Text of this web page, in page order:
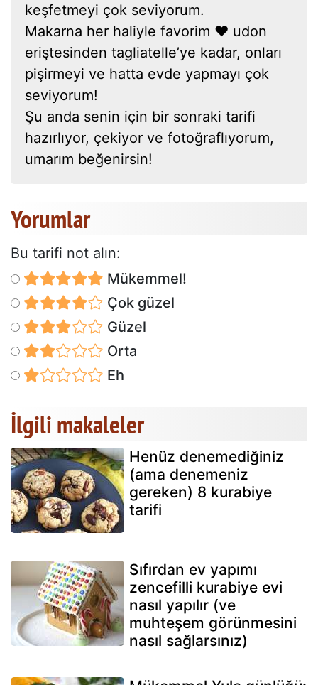
keşfetmeyi çok seviyorum.
Makarna her haliyle favorim ❤ udon
eriştesinden tagliatelle’ye kadar, onları
pişirmeyi ve hatta evde yapmayı çok
seviyorum!
Şu anda senin için bir sonraki tarifi
hazırlıyor, çekiyor ve fotoğraflıyorum,
umarım beğenirsin!
Yorumlar
Bu tarifi not alın:
Mükemmel!
Çok güzel
Güzel
Orta
Eh
İlgili makaleler
Henüz denemediğiniz
(ama denemeniz
gereken) 8 kurabiye
tarifi
Sıfırdan ev yapımı
zencefilli kurabiye evi
nasıl yapılır (ve
muhteşem görünmesini
nasıl sağlarsınız)